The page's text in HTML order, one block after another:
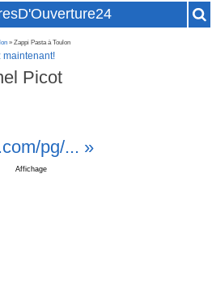
» Zappi Pasta à Toulon
maintenant!
Picot
pg/... »
Affichage